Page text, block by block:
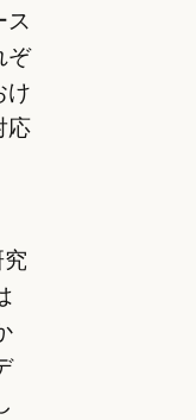
ス
ぞ
け
応